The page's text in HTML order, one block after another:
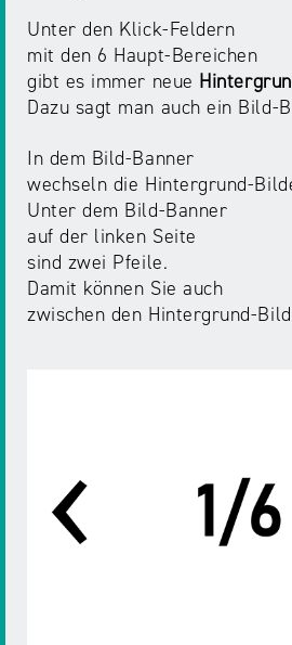
Unter den Klick-Feldern
mit den 6 Haupt-Bereichen
gibt es immer neue
Dazu sagt man auch ein Bild-
In dem Bild-Banner
wechseln die Hintergrund-
Unter dem Bild-Banner
auf der linken Seite
sind zwei Pfeile.
Damit können Sie auch
zwischen den Hintergrund-